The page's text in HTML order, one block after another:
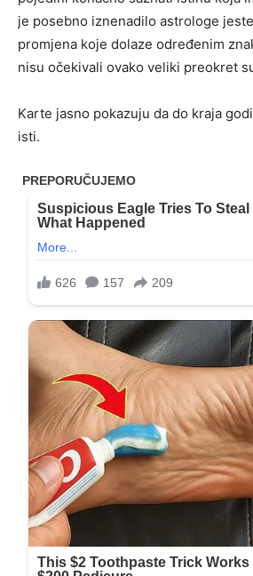
je posebno iznenadilo astrologe
promjena koje dolaze određenim
nisu očekivali ovako veliki preokret
Karte jasno pokazuju da do kraja
isti.